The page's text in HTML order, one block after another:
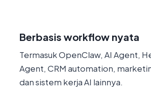
Berbasis workflow nyata
Termasuk OpenClaw, AI Agent,
Agent, CRM automation,
dan sistem kerja AI lainnya.